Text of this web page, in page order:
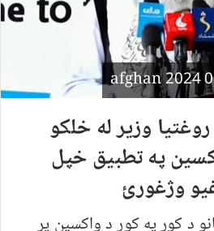
وزیر له خلکو
په تطبیق خپل
وژغورئ
د کور په کور د واکسین پر